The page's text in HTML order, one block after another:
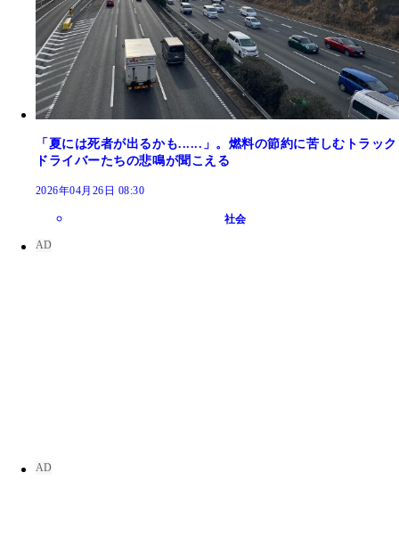
「夏には死者が出るかも......」。燃料の節約に苦しむトラック
ドライバーたちの悲鳴が聞こえる
2026年04月26日 08:30
社会